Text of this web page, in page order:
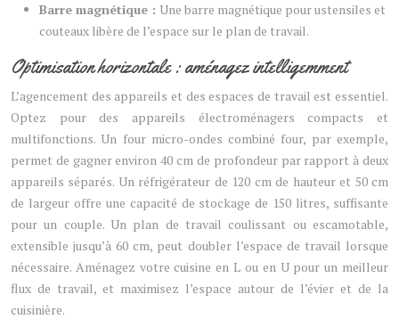
Barre magnétique : Une barre magnétique pour ustensiles et
couteaux libère de l’espace sur le plan de travail.
Optimisation horizontale : aménagez intelligemment
L’agencement des appareils et des espaces de travail est essentiel.
Optez pour des appareils électroménagers compacts et
multifonctions. Un four micro-ondes combiné four, par exemple,
permet de gagner environ 40 cm de profondeur par rapport à deux
appareils séparés. Un réfrigérateur de 120 cm de hauteur et 50 cm
de largeur offre une capacité de stockage de 150 litres, suffisante
pour un couple. Un plan de travail coulissant ou escamotable,
extensible jusqu’à 60 cm, peut doubler l’espace de travail lorsque
nécessaire. Aménagez votre cuisine en L ou en U pour un meilleur
flux de travail, et maximisez l’espace autour de l’évier et de la
cuisinière.